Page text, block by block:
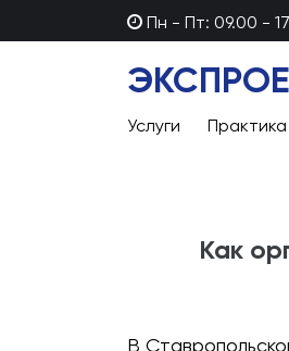
Пн - Пт: 09.00 -
Услуги
Как
В